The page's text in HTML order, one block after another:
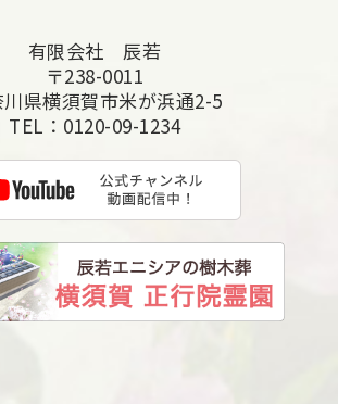
有限会社 辰若
〒238-0011
県横須賀市米が浜通2-5
TEL： 0120-09-1234